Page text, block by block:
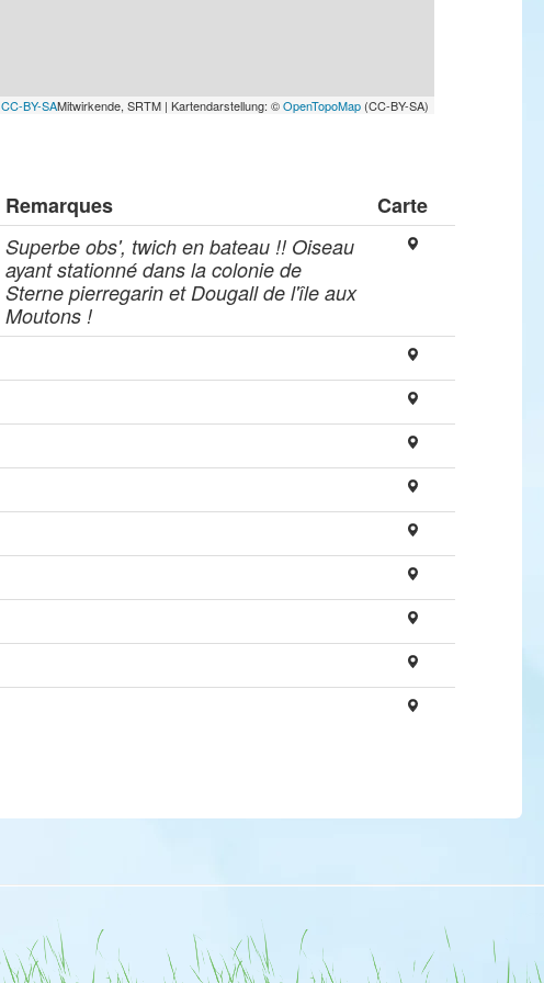
CC-BY-SAMitwirkende, SRTM | Kartendarstellung: ©OpenTopoMap(CC-BY-SA)
Remarques
Carte
Superbe obs', twich en bateau !! Oiseau
ayant stationné dans la colonie de
Sterne pierregarin et Dougall de l'île aux
Moutons !